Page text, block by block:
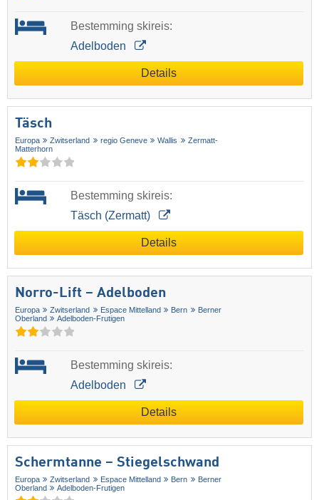
Bestemming skireis:
Adelboden
Details
Täsch
Europa Zwitserland regio Geneve Wallis
Zermatt-
Matterhorn
Bestemming skireis:
Täsch (Zermatt)
Details
Norro-Lift – Adelboden
Europa Zwitserland Espace Mittelland Bern
Berner
Oberland
Adelboden-Frutigen
Bestemming skireis:
Adelboden
Details
Schermtanne – Stiegelschwand
Europa Zwitserland Espace Mittelland Bern
Berner
Oberland
Adelboden-Frutigen